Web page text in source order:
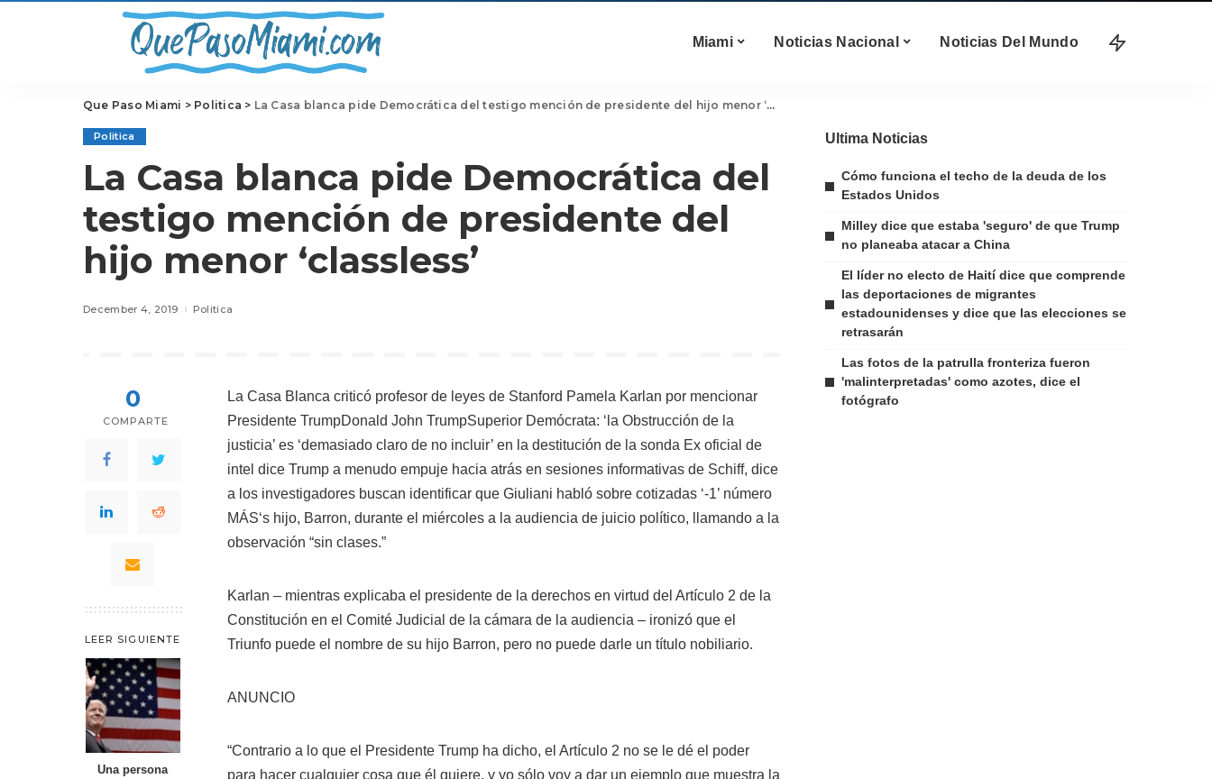
Miami Noticias Nacional Noticias Del Mundo
Que Paso Miami > Politica > La Casa blanca pide Democrática del testigo mención de presidente del hijo menor ‘classless’
Politica
La Casa blanca pide Democrática del
testigo mención de presidente del
hijo menor ‘classless’
December 4, 2019 Politica
0
COMPARTE
LEER SIGUIENTE
Una persona
La Casa Blanca criticó profesor de leyes de Stanford Pamela Karlan por mencionar
Presidente TrumpDonald John TrumpSuperior Demócrata: ‘la Obstrucción de la
justicia’ es ‘demasiado claro de no incluir’ en la destitución de la sonda Ex oficial de
intel dice Trump a menudo empuje hacia atrás en sesiones informativas de Schiff, dice
a los investigadores buscan identificar que Giuliani habló sobre cotizadas ‘-1’ número
MÁS‘s hijo, Barron, durante el miércoles a la audiencia de juicio político, llamando a la
observación “sin clases.”
Karlan – mientras explicaba el presidente de la derechos en virtud del Artículo 2 de la
Constitución en el Comité Judicial de la cámara de la audiencia – ironizó que el
Triunfo puede el nombre de su hijo Barron, pero no puede darle un título nobiliario.
ANUNCIO
“Contrario a lo que el Presidente Trump ha dicho, el Artículo 2 no se le dé el poder
para hacer cualquier cosa que él quiere, y yo sólo voy a dar un ejemplo que muestra la
Ultima Noticias
Cómo funciona el techo de la deuda de los
Estados Unidos
Milley dice que estaba 'seguro' de que Trump
no planeaba atacar a China
El líder no electo de Haití dice que comprende
las deportaciones de migrantes
estadounidenses y dice que las elecciones se
retrasarán
Las fotos de la patrulla fronteriza fueron
'malinterpretadas' como azotes, dice el
fotógrafo